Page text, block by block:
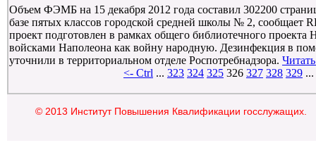
Объем ФЭМБ на 15 декабря 2012 года составил 302200
базе пятых классов городской средней школы № 2, сообщает
проект подготовлен в рамках общего библиотечного проекта
войсками Наполеона как войну народную. Дезинфекция в
уточнили в территориальном отделе Роспотребнадзора.
<- Ctrl ... 323 324 325 326 327 328 329 ...
© 2013 Институт Повышения Квалификации госслужащих.